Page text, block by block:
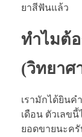
ยาสีฟันแล้ว
ทำไมต้อ
(วิทยาศ
เรามักได้ยินค
เดือน ตัวเลข
ยอดขายนะค